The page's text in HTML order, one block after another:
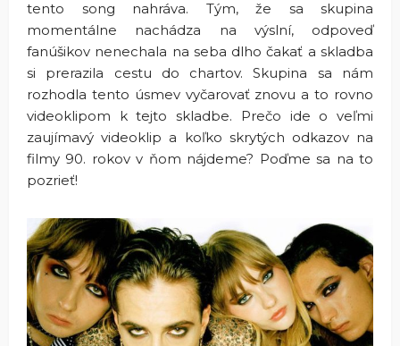
tento song nahráva. Tým, že sa skupina
momentálne nachádza na výslní, odpoveď
fanúšikov nenechala na seba dlho čakať a skladba
si prerazila cestu do chartov. Skupina sa nám
rozhodla tento úsmev vyčarovať znovu a to rovno
videoklipom k tejto skladbe. Prečo ide o veľmi
zaujímavý videoklip a koľko skrytých odkazov na
filmy 90. rokov v ňom nájdeme? Poďme sa na to
pozrieť!